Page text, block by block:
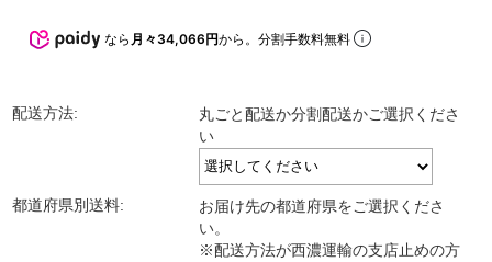
なら 月々34,066円から。分割手数料無料
配送方法:
丸ごと配送か分割配送かご選択くださ
い
都道府県別送料:
お届け先の都道府県をご選択くださ
い。
※配送方法が西濃運輸の支店止めの方